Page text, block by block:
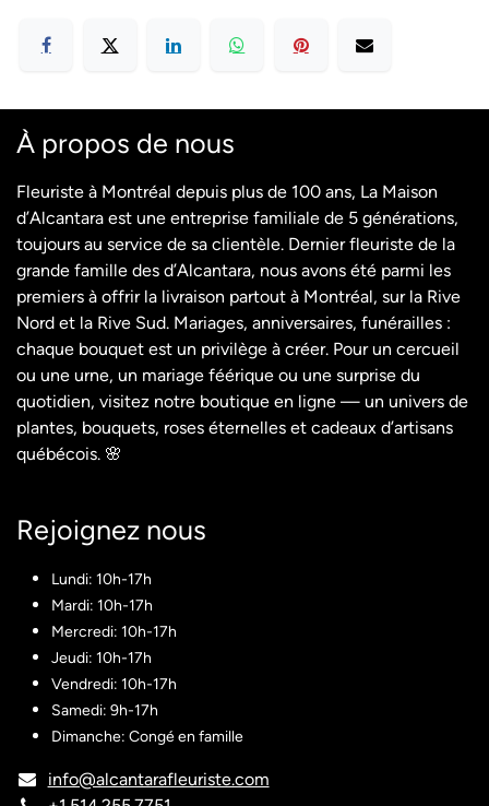
À propos de nous
Fleuriste à Montréal depuis plus de 100 ans, La Maison
d’Alcantara est une entreprise familiale de 5 générations,
toujours au service de sa clientèle. Dernier fleuriste de la
grande famille des d’Alcantara, nous avons été parmi les
premiers à offrir la livraison partout à Montréal, sur la Rive
Nord et la Rive Sud. Mariages, anniversaires, funérailles :
chaque bouquet est un privilège à créer. Pour un cercueil
ou une urne, un mariage féérique ou une surprise du
quotidien, visitez notre boutique en ligne — un univers de
plantes, bouquets, roses éternelles et cadeaux d’artisans
québécois. 🌸
Rejoignez nous​
Lundi: 10h-17h
Mardi: 10h-17h
Mercredi: 10h-17h
Jeudi: 10h-17h
Vendredi: 10h-17h
Samedi: 9h-17h
Dimanche: Congé en famille
info@alcantarafleuriste.com